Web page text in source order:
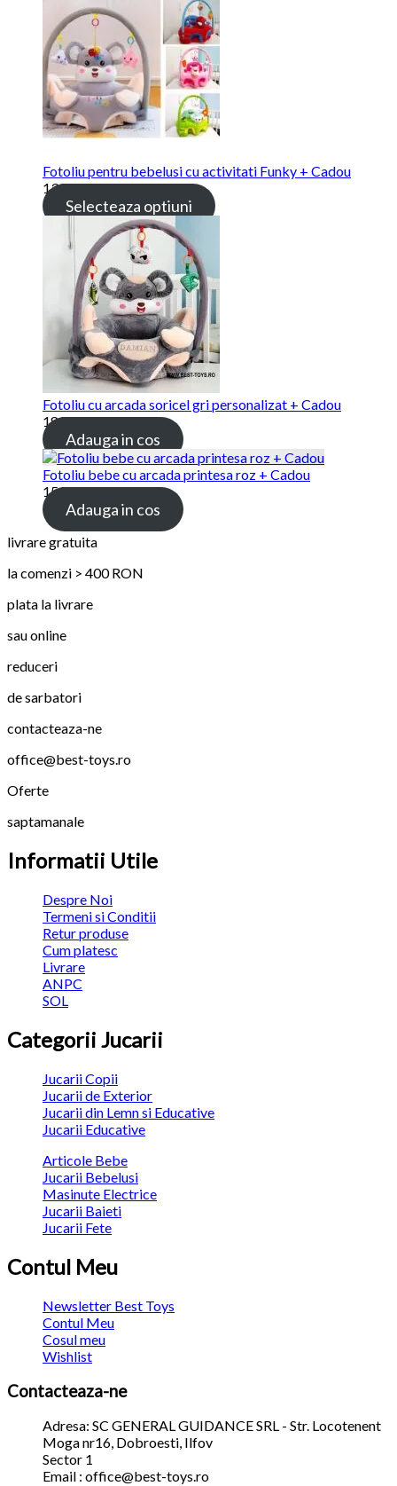
Fotoliu pentru bebelusi cu activitati Funky + Cadou
139.00lei
Selecteaza optiuni
Fotoliu cu arcada soricel gri personalizat + Cadou
189.00lei
Adauga in cos
Fotoliu bebe cu arcada printesa roz + Cadou
159.00lei
Adauga in cos
livrare gratuita
la comenzi > 400 RON
plata la livrare
sau online
reduceri
de sarbatori
contacteaza-ne
office@best-toys.ro
Oferte
saptamanale
Informatii Utile
Despre Noi
Termeni si Conditii
Retur produse
Cum platesc
Livrare
ANPC
SOL
Categorii Jucarii
Jucarii Copii
Jucarii de Exterior
Jucarii din Lemn si Educative
Jucarii Educative
Articole Bebe
Jucarii Bebelusi
Masinute Electrice
Jucarii Baieti
Jucarii Fete
Contul Meu
Newsletter Best Toys
Contul Meu
Cosul meu
Wishlist
Contacteaza-ne
Adresa: SC GENERAL GUIDANCE SRL - Str. Locotenent
Moga nr16, Dobroesti, Ilfov
Sector 1
Email : office@best-toys.ro